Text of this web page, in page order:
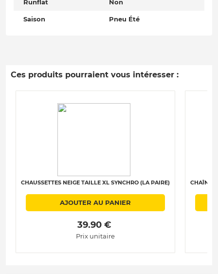
Runflat Non
Saison Pneu Été
Ces produits pourraient vous intéresser :
CHAUSSETTES NEIGE TAILLE XL SYNCHRO (LA PAIRE)
AJOUTER AU PANIER
39.90 €
Prix unitaire
CHAÎNES